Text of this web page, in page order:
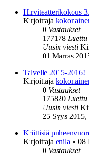
Hirviteatterikokous
Kirjoittaja
0 Vastaukset
177178 Luettu
Uusin viesti
01 Marras
Talvelle 2015-2016!
Kirjoittaja
0 Vastaukset
175820 Luettu
Uusin viesti
25 Syys 2015,
Kriittisiä
Kirjoittaja enila » 08
0 Vastaukset